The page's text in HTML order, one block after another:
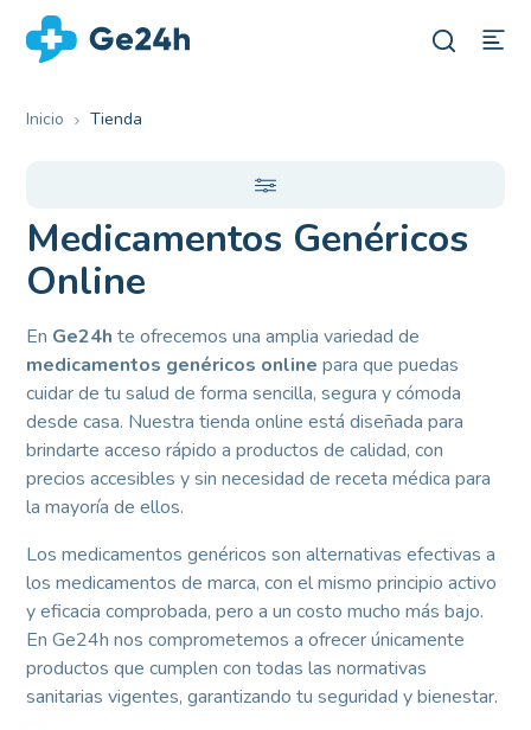
Inicio Tienda
Medicamentos Genéricos
Online
En Ge24h te ofrecemos una amplia variedad de
medicamentos genéricos online para que puedas
cuidar de tu salud de forma sencilla, segura y cómoda
desde casa. Nuestra tienda online está diseñada para
brindarte acceso rápido a productos de calidad, con
precios accesibles y sin necesidad de receta médica para
la mayoría de ellos.
Los medicamentos genéricos son alternativas efectivas a
los medicamentos de marca, con el mismo principio activo
y eficacia comprobada, pero a un costo mucho más bajo.
En Ge24h nos comprometemos a ofrecer únicamente
productos que cumplen con todas las normativas
sanitarias vigentes, garantizando tu seguridad y bienestar.